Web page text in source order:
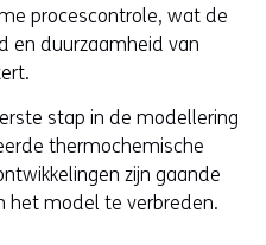
procescontrole, wat de
en duurzaamheid van
stap in de modellering
thermochemische
zijn gaande
het model te verbreden.